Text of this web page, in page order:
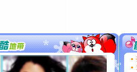
送你一棵
[圣诞节]
你太多
要平安